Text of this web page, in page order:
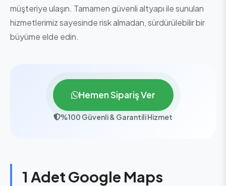
müşteriye ulaşın. Tamamen güvenli altyapı ile sunulan
hizmetlerimiz sayesinde risk almadan, sürdürülebilir bir
büyüme elde edin.
Hemen Sipariş Ver
%100 Güvenli & Garantili Hizmet
1 Adet Google Maps